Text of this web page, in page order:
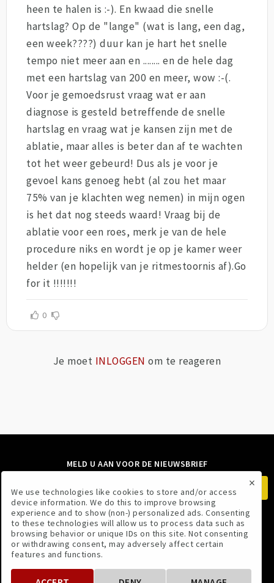
heen te halen is :-). En kwaad die snelle
hartslag? Op de "lange" (wat is lang, een dag,
een week????) duur kan je hart het snelle
tempo niet meer aan en ........ en de hele dag
met een hartslag van 200 en meer, wow :-(.
Voor je gemoedsrust vraag wat er aan
diagnose is gesteld betreffende de snelle
hartslag en vraag wat je kansen zijn met de
ablatie, maar alles is beter dan af te wachten
tot het weer gebeurd! Dus als je voor je
gevoel kans genoeg hebt (al zou het maar
75% van je klachten weg nemen) in mijn ogen
is het dat nog steeds waard! Vraag bij de
ablatie voor een roes, merk je van de hele
procedure niks en wordt je op je kamer weer
helder (en hopelijk van je ritmestoornis af).Go
for it !!!!!!!
0
Je moet INLOGGEN om te reageren
MELD U AAN VOOR DE NIEUWSBRIEF
VOLG ONS
×
We use technologies like cookies to store and/or access
device information. We do this to improve browsing
experience and to show (non-) personalized ads. Consenting
to these technologies will allow us to process data such as
browsing behavior or unique IDs on this site. Not consenting
or withdrawing consent, may adversely affect certain
features and functions.